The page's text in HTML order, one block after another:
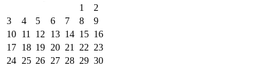
1
2
3
4 5 6 7 8
9
10 11 12 13 14 15 16
17 18 19 20 21 22 23
24 25 26 27 28 29 30